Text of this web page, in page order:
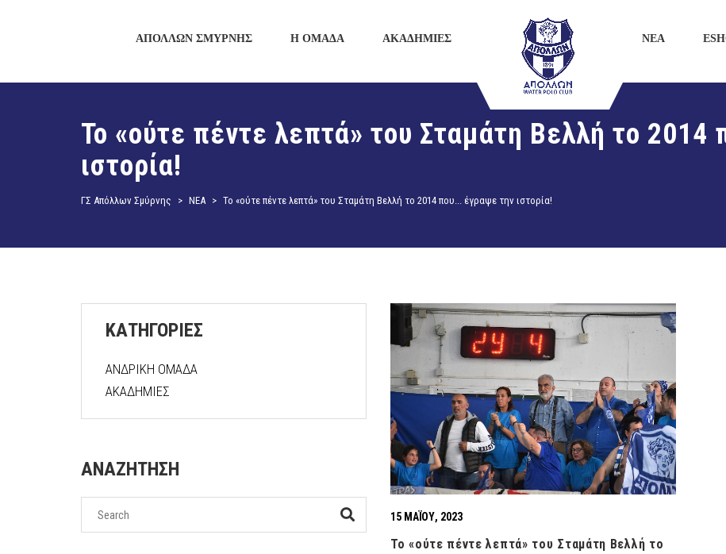
ΑΠΟΛΛΩΝ ΣΜΥΡΝΗΣ Η ΟΜΑΔΑ ΑΚΑΔΗΜΙΕΣ ΝΕΑ
Το «ούτε πέντε λεπτά» του Σταμάτη Βελλή το
ιστορία!
ΓΣ Απόλλων Σμύρνης > ΝΕΑ > Το «ούτε πέντε λεπτά» του Σταμάτη Βελλή το 2014 που... έγραψε την ιστορία!
15 ΜΑΪ́ΟΥ, 2023
Το «ούτε πέντε λεπτά» του Σταμάτη Βελλή το
ΚΑΤΗΓΟΡΙΕΣ
ΑΝΔΡΙΚΗ ΟΜΑΔΑ
ΑΚΑΔΗΜΙΕΣ
ΑΝΑΖΗΤΗΣΗ